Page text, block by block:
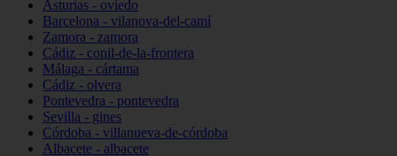
Asturias - oviedo
Barcelona - vilanova-del-camí
Zamora - zamora
Cádiz - conil-de-la-frontera
Málaga - cártama
Cádiz - olvera
Pontevedra - pontevedra
Sevilla - gines
Córdoba - villanueva-de-córdoba
Albacete - albacete